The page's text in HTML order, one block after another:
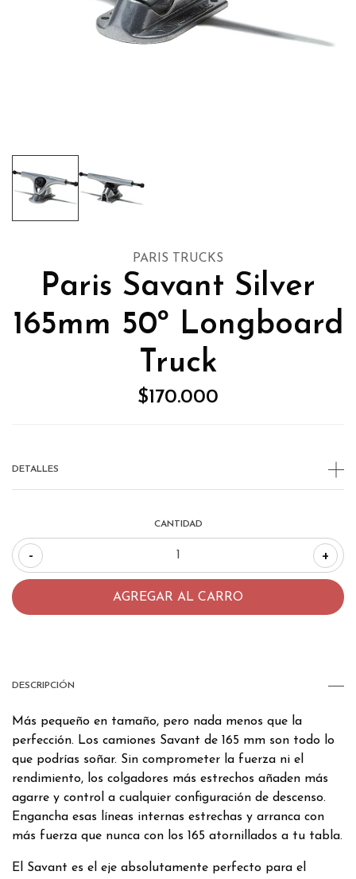
PARIS TRUCKS
Paris Savant Silver
165mm 50º Longboard
Truck
$170.000
DETALLES
CANTIDAD
- +
DESCRIPCIÓN
Más pequeño en tamaño, pero nada menos que la
perfección. Los camiones Savant de 165 mm son todo lo
que podrías soñar. Sin comprometer la fuerza ni el
rendimiento, los colgadores más estrechos añaden más
agarre y control a cualquier configuración de descenso.
Engancha esas líneas internas estrechas y arranca con
más fuerza que nunca con los 165 atornillados a tu tabla.
El Savant es el eje absolutamente perfecto para el